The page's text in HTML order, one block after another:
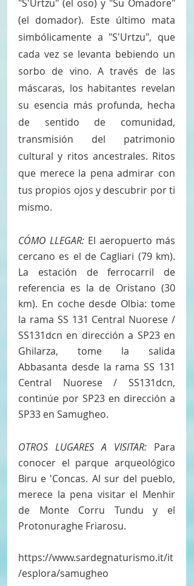
"S'Urtzu" (el oso) y "Su Omadore"
(el domador). Este último mata
simbólicamente a "S'Urtzu", que
cada vez se levanta bebiendo un
sorbo de vino. A través de las
máscaras, los habitantes revelan
su esencia más profunda, hecha
de sentido de comunidad,
transmisión del patrimonio
cultural y ritos ancestrales. Ritos
que merece la pena admirar con
tus propios ojos y descubrir por ti
mismo.
CÓMO LLEGAR: El aeropuerto más
cercano es el de Cagliari (79 km).
La estación de ferrocarril de
referencia es la de Oristano (30
km). En coche desde Olbia: tome
la rama SS 131 Central Nuorese /
SS131dcn en dirección a SP23 en
Ghilarza, tome la salida
Abbasanta desde la rama SS 131
Central Nuorese / SS131dcn,
continúe por SP23 en dirección a
SP33 en Samugheo.
OTROS LUGARES A VISITAR: Para
conocer el parque arqueológico
Biru e 'Concas. Al sur del pueblo,
merece la pena visitar el Menhir
de Monte Corru Tundu y el
Protonuraghe Friarosu.
https://www.sardegnaturismo.it/it
/esplora/samugheo